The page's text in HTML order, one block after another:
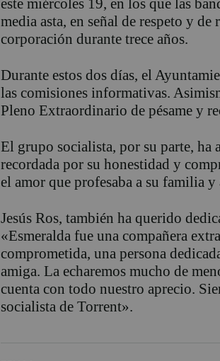
este miércoles 19, en los que las
media asta, en señal de respeto y
corporación durante trece años.
Durante estos dos días, el
las comisiones informativas.
Pleno Extraordinario de pésame y
El grupo socialista, por su parte, ha
recordada por su honestidad y
el amor que profesaba a su familia y
Jesús Ros, también ha querido
«Esmeralda fue una compañera
comprometida, una persona
amiga. La echaremos mucho de
cuenta con todo nuestro aprecio.
socialista de Torrent».